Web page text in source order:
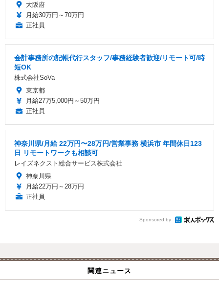
大阪府
月給30万円～70万円
正社員
会計事務所の記帳代行スタッフ/事務経験者歓迎/リモート可/時
短OK
株式会社SoVa
東京都
月給27万5,000円～50万円
正社員
神奈川県/月給 22万円〜28万円/営業事務 横浜市 年間休日123
日 リモートワークも相談可
レイズネクスト総合サービス株式会社
神奈川県
月給22万円～28万円
正社員
Sponsored by
関連ニュース